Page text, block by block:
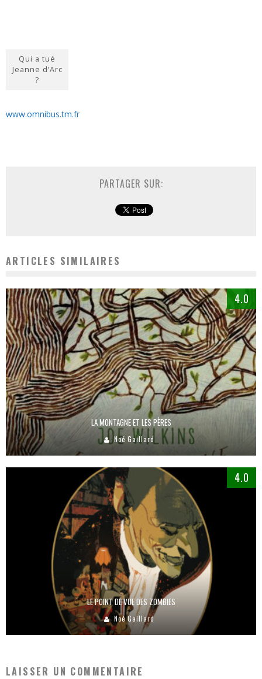
Qui a tué
Jeanne d’Arc
?
www.omnibus.tm.fr
PARTAGER SUR:
ARTICLES SIMILAIRES
4.0
LA MONTAGNE ET LES PÈRES
Noé Gaillard
4.0
LE POINT DE VUE DES ZOMBIES
Noé Gaillard
LAISSER UN COMMENTAIRE